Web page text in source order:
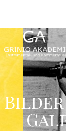
Bilder